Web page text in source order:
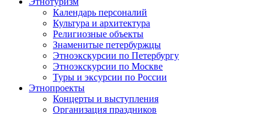
Календарь персоналий
Культура и архитектура
Религиозные объекты
Знаменитые петербуржцы
Этноэкскурсии по Петербургу
Этноэкскурсии по Москве
Туры и эксурсии по России
Этнопроекты
Концерты и выступления
Организация праздников